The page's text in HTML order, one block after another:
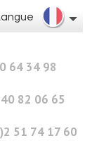
64 34 98
40 82 06 65
51 74 17 60